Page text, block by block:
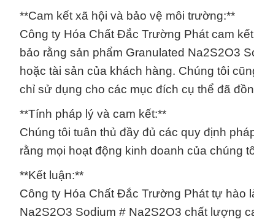
**Cam kết xã hội và bảo vệ môi trường:**
Công ty Hóa Chất Đắc Trường Phát cam
bảo rằng sản phẩm Granulated Na2S2O3
hoặc tài sản của khách hàng. Chúng tôi
chỉ sử dụng cho các mục đích cụ thể đã
**Tính pháp lý và cam kết:**
Chúng tôi tuân thủ đầy đủ các quy định
rằng mọi hoạt động kinh doanh của chúng
**Kết luận:**
Công ty Hóa Chất Đắc Trường Phát tự hào
Na2S2O3 Sodium # Na2S2O3 chất lượng